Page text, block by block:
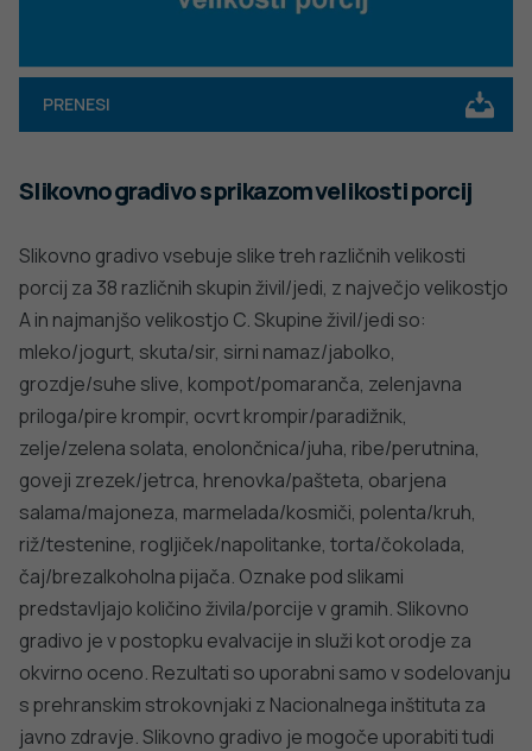
PRENESI
Slikovno gradivo s prikazom velikosti porcij
Slikovno gradivo vsebuje slike treh različnih velikosti
porcij za 38 različnih skupin živil/jedi, z največjo velikostjo
A in najmanjšo velikostjo C. Skupine živil/jedi so:
mleko/jogurt, skuta/sir, sirni namaz/jabolko,
grozdje/suhe slive, kompot/pomaranča, zelenjavna
priloga/pire krompir, ocvrt krompir/paradižnik,
zelje/zelena solata, enolončnica/juha, ribe/perutnina,
goveji zrezek/jetrca, hrenovka/pašteta, obarjena
salama/majoneza, marmelada/kosmiči, polenta/kruh,
riž/testenine, rogljiček/napolitanke, torta/čokolada,
čaj/brezalkoholna pijača. Oznake pod slikami
predstavljajo količino živila/porcije v gramih. Slikovno
gradivo je v postopku evalvacije in služi kot orodje za
okvirno oceno. Rezultati so uporabni samo v sodelovanju
s prehranskim strokovnjaki z Nacionalnega inštituta za
javno zdravje. Slikovno gradivo je mogoče uporabiti tudi